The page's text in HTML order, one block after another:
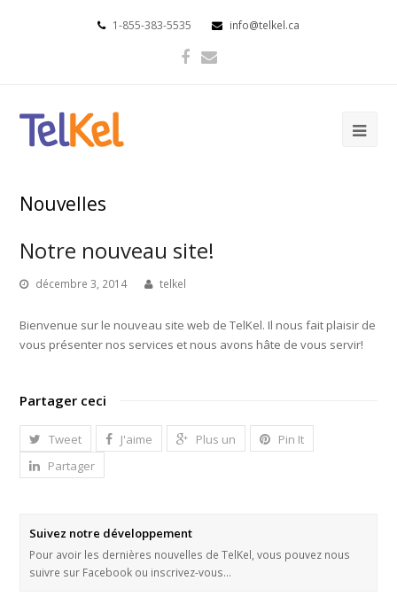
1-855-383-5535 info@telkel.ca
Nouvelles
Notre nouveau site!
décembre 3, 2014 telkel
Bienvenue sur le nouveau site web de TelKel. Il nous fait plaisir de
vous présenter nos services et nous avons hâte de vous servir!
Partager ceci
Tweet J'aime Plus un
Pin It
Partager
Suivez notre développement
Pour avoir les dernières nouvelles de TelKel, vous pouvez nous
suivre sur Facebook ou inscrivez-vous…